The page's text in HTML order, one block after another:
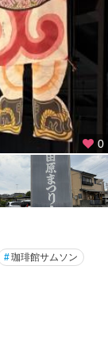
0
#珈琲館サムソン